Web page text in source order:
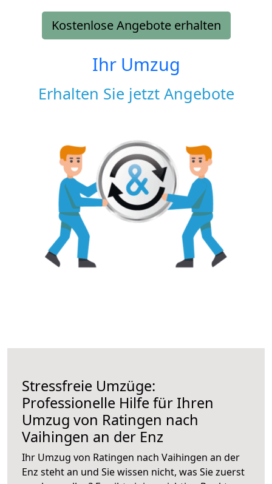
Kostenlose Angebote erhalten
Ihr Umzug
Erhalten Sie jetzt Angebote
Stressfreie Umzüge:
Professionelle Hilfe für Ihren
Umzug von Ratingen nach
Vaihingen an der Enz
Ihr Umzug von Ratingen nach Vaihingen an der
Enz steht an und Sie wissen nicht, was Sie zuerst